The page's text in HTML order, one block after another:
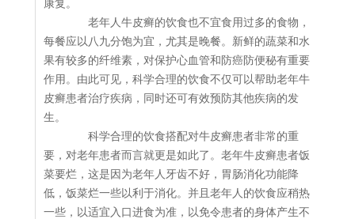
康复。
老年人牛皮癣的饮食也不宜食用过多的食物，
每餐应以八九分饱为宜，尤其是晚餐。新鲜的蔬菜和水
果有较多的纤维素，对保护心血管和防癌防便秘有重要
作用。由此可见，科学合理的饮食不仅可以帮助老年牛
皮癣患者治疗疾病，同时还可有效预防其他疾病的发
生。
科学合理的饮食搭配对牛皮癣患者非常的重
要，对老年患者而言就更是如此了。老年牛皮癣患者饭
菜要烂，这是因为老年人牙齿不好，胃肠消化功能降
低，饭菜烂一些以利于消化。并且老年人的饮食应稍热
一些，以适宜入口进食为准，以免令患者的身体产生不